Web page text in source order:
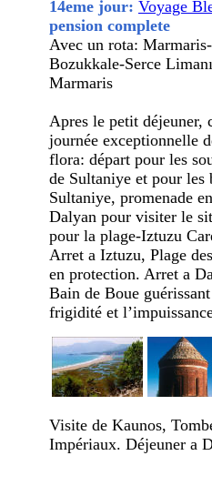
14eme jour: Voyage
pension complete
Avec un rota:
Bozukkale-Serce
Marmaris
Apres le petit déjeuner,
journée exceptionnelle
flora: départ pour les
de Sultaniye et pour les
Sultaniye, promenade
Dalyan pour visiter le
pour la plage-Iztuzu
Arret a Iztuzu, Plage
en protection. Arret a
Bain de Boue
frigidité et
Visite de Kaunos,
Impériaux. Déjeuner a